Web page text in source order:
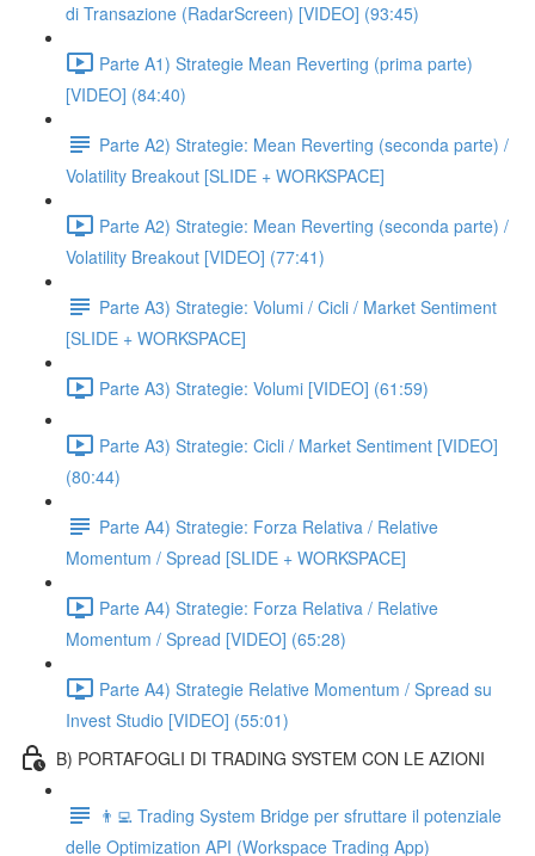
di Transazione (RadarScreen) [VIDEO] (93:45)
Parte A1) Strategie Mean Reverting (prima parte)
[VIDEO] (84:40)
Parte A2) Strategie: Mean Reverting (seconda parte) /
Volatility Breakout [SLIDE + WORKSPACE]
Parte A2) Strategie: Mean Reverting (seconda parte) /
Volatility Breakout [VIDEO] (77:41)
Parte A3) Strategie: Volumi / Cicli / Market Sentiment
[SLIDE + WORKSPACE]
Parte A3) Strategie: Volumi [VIDEO] (61:59)
Parte A3) Strategie: Cicli / Market Sentiment [VIDEO]
(80:44)
Parte A4) Strategie: Forza Relativa / Relative
Momentum / Spread [SLIDE + WORKSPACE]
Parte A4) Strategie: Forza Relativa / Relative
Momentum / Spread [VIDEO] (65:28)
Parte A4) Strategie Relative Momentum / Spread su
Invest Studio [VIDEO] (55:01)
B) PORTAFOGLI DI TRADING SYSTEM CON LE AZIONI
👨‍💻 Trading System Bridge per sfruttare il potenziale
delle Optimization API (Workspace Trading App)